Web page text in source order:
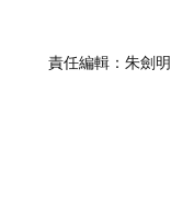
責任編輯： 朱劍明